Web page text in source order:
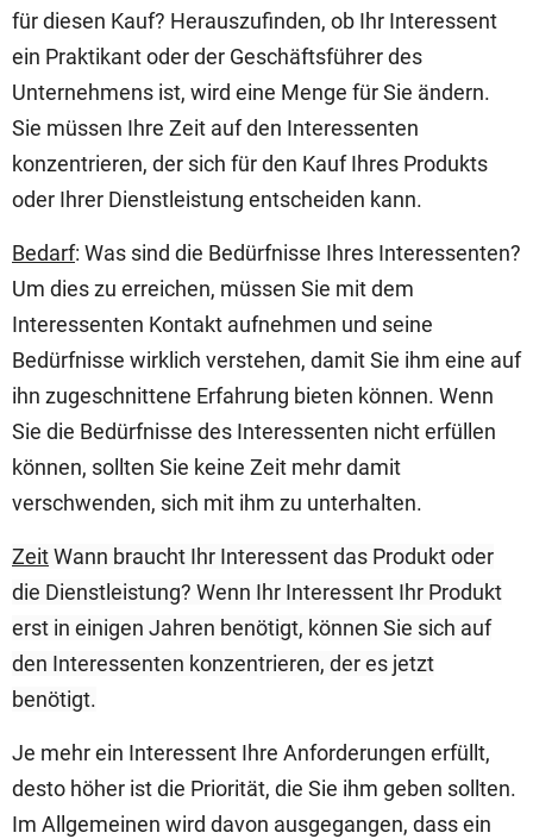
für diesen Kauf? Herauszufinden, ob Ihr Interessent
ein Praktikant oder der Geschäftsführer des
Unternehmens ist, wird eine Menge für Sie ändern.
Sie müssen Ihre Zeit auf den Interessenten
konzentrieren, der sich für den Kauf Ihres Produkts
oder Ihrer Dienstleistung entscheiden kann.
Bedarf: Was sind die Bedürfnisse Ihres Interessenten?
Um dies zu erreichen, müssen Sie mit dem
Interessenten Kontakt aufnehmen und seine
Bedürfnisse wirklich verstehen, damit Sie ihm eine auf
ihn zugeschnittene Erfahrung bieten können. Wenn
Sie die Bedürfnisse des Interessenten nicht erfüllen
können, sollten Sie keine Zeit mehr damit
verschwenden, sich mit ihm zu unterhalten.
ZeitWann braucht Ihr Interessent das Produkt oder
die Dienstleistung? Wenn Ihr Interessent Ihr Produkt
erst in einigen Jahren benötigt, können Sie sich auf
den Interessenten konzentrieren, der es jetzt
benötigt.
Je mehr ein Interessent Ihre Anforderungen erfüllt,
desto höher ist die Priorität, die Sie ihm geben sollten.
Im Allgemeinen wird davon ausgegangen, dass ein